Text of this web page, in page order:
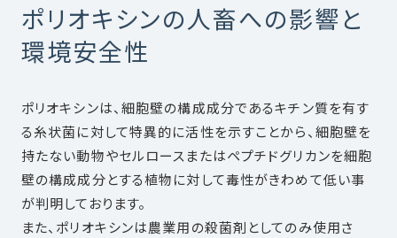
ポリオキシンの人畜への影響と
環境安全性
ポリオキシンは、細胞壁の構成成分であるキチン質を有す
る糸状菌に対して特異的に活性を示すことから、細胞壁を
持たない動物やセルロースまたはペプチドグリカンを細胞
壁の構成成分とする植物に対して毒性がきわめて低い事
が判明しております。
また、ポリオキシンは農業用の殺菌剤としてのみ使用さ